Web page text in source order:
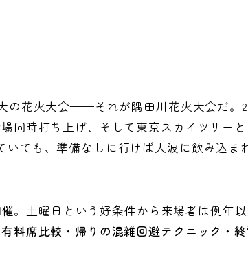
の花火大会——それが隅田川花火大会だ。
同時打ち上げ、そして東京スカイツリーと
いても、準備なしに行けば人波に飲み込ま
。土曜日という好条件から来場者は例年
料席比較・帰りの混雑回避テクニック・